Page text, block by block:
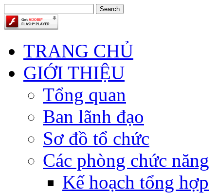
TRANG CHỦ
GIỚI THIỆU
Tổng quan
Ban lãnh đạo
Sơ đồ tổ chức
Các phòng chức năng
Kế hoạch tổng hợp